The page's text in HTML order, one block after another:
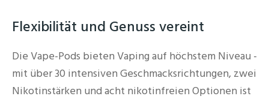
Flexibilität und Genuss vereint
Die Vape-Pods bieten Vaping auf höchstem Niveau -
mit über 30 intensiven Geschmacksrichtungen, zwei
Nikotinstärken und acht nikotinfreien Optionen ist